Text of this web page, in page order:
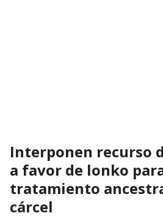
Interponen recurso
a favor de lonko
tratamiento
cárcel